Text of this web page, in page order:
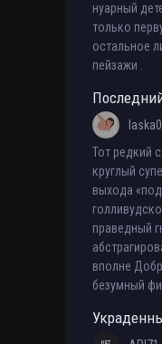
нуарный
только
остальное
пейзажи .
Тот редкий
круглый
выхода
праведный
вполне
безумный